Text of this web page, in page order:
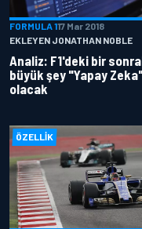
FORMULA 117 Mar 2018
EKLEYEN JONATHAN NOBLE
Analiz: F1'deki bir
büyük şey "Yapay
olacak
ÖZELLIK